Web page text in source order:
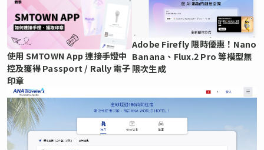
使用 SMTOWN App 連接手燈中
控及獲得 Passport / Rally 電子
印章
Adobe Firefly 限時優惠！Nano
Banana、Flux.2 Pro 等模型無
限次生成